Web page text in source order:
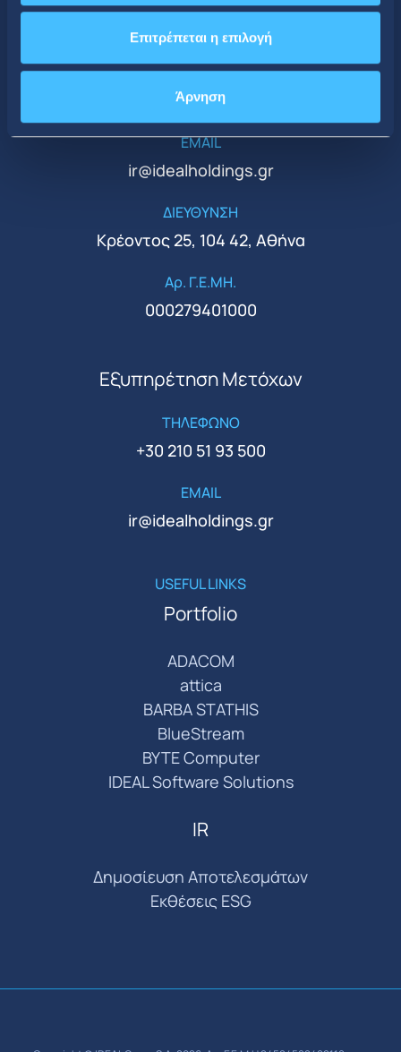
Επιτρέπεται η επιλογή
Άρνηση
Κεντρικά Γραφεία
ΤΗΛΕΦΩΝΟ
+30 210 51 93 500
EMAIL
ir@idealholdings.gr
ΔΙΕΥΘΥΝΣΗ
Κρέοντος 25, 104 42, Αθήνα
Αρ. Γ.Ε.ΜΗ.
000279401000
Εξυπηρέτηση Μετόχων
ΤΗΛΕΦΩΝΟ
+30 210 51 93 500
EMAIL
ir@idealholdings.gr
USEFUL LINKS
Portfolio
ADACOM
attica
BARBA STATHIS
BlueStream
BYTE Computer
IDEAL Software Solutions
IR
Δημοσίευση Αποτελεσμάτων
Εκθέσεις ESG